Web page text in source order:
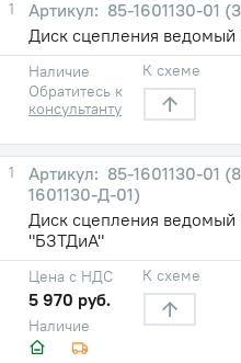
1
85-1601130-01
Диск сцепления ведомый
Наличие
Обратитесь к
консультанту
К схеме
1
85-1601130-01
1601130-Д-01)
Диск сцепления
"БЗТДиА"
Наличие
Цена с НДС
5 970 руб.
К схеме